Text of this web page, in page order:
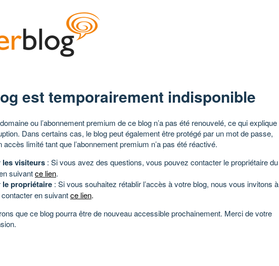
est temporairement indisponible
ou l’abonnement premium de ce blog n’a pas été renouvelé, ce qui explique
Dans certains cas, le blog peut également être protégé par un mot de passe,
accès limité tant que l’abonnement premium n’a pas été réactivé.
les visiteurs : Si vous avez des questions, vous pouvez contacter le propriétaire du
suivantce lien.
le propriétaire : Si vous souhaitez rétablir l’accès à votre blog, nous vous invitons à
en suivantce lien.
que ce blog pourra être de nouveau accessible prochainement. Merci de votre